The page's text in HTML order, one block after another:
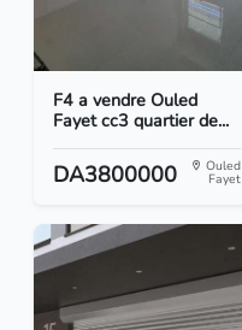
F4 a vendre Ouled
Fayet cc3 quartier de...
DA3800000 Ouled
Fayet